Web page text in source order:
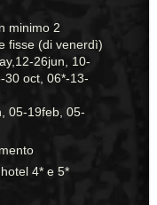
minimo 2
fisse (di venerdì)
26jun, 10-
30 oct, 06*-13-
05-19feb, 05-
4* e 5*